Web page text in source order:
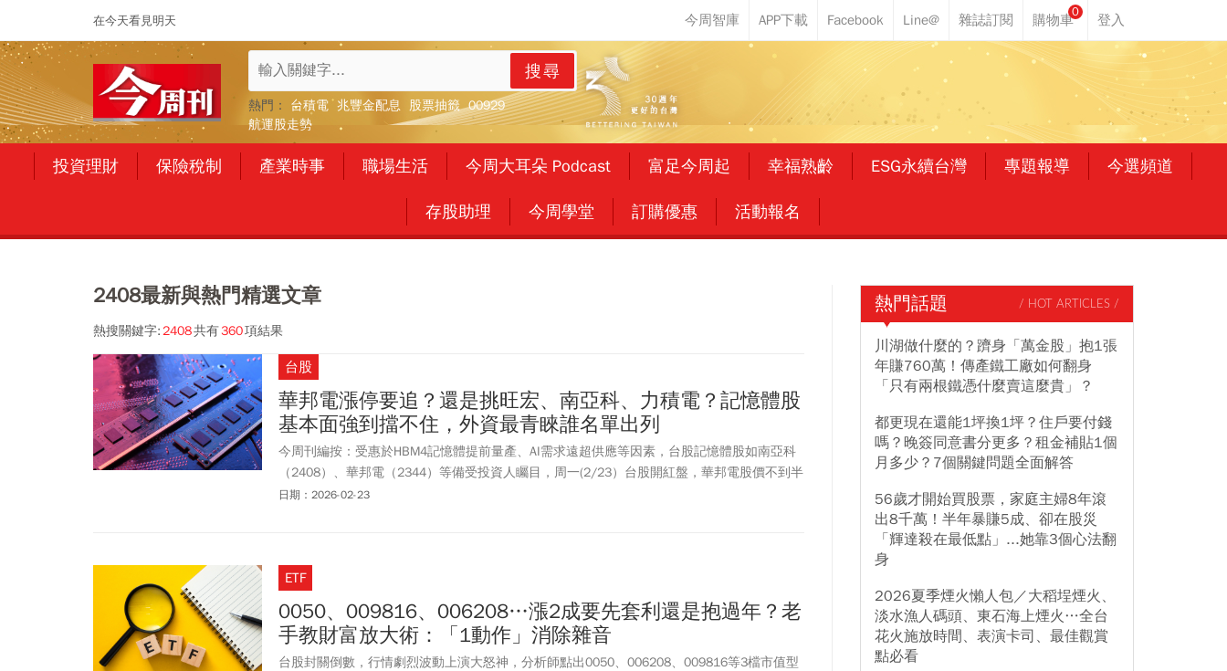
在今天看見明天
0
搜尋
熱門： 台積電 兆豐金配息 股票抽籤 00929
航運股走勢
投資理財 保險稅制 產業時事 職場生活 今周大耳朵 Podcast 富足今周起 幸福熟齡 ESG永續台灣 專題報導 今選頻道
存股助理 今周學堂 訂購優惠 活動報名
2408最新與熱門精選文章
熱搜關鍵字:2408共有360項結果
台股
華邦電漲停要追？還是挑旺宏、南亞科、力積電？記憶體股
基本面強到擋不住，外資最青睞誰名單出列
今周刊編按：受惠於HBM4記憶體提前量產、AI需求遠超供應等因素，台股記憶體股如南亞科
（2408）、華邦電（2344）等備受投資人矚目，周一(2/23）台股開紅盤，華邦電股價不到半
小時亮燈漲停，來到116元，至於南亞科也表現亮眼，漲幅逾7%，最高來到298.5元。另外，
日期：2026-02-23
ETF
0050、009816、006208…漲2成要先套利還是抱過年？老
手教財富放大術：「1動作」消除雜音
台股封關倒數，行情劇烈波動上演大怒神，分析師點出0050、006208、009816等3檔市值型
熱門話題 / HOT ARTICLES /
川湖做什麼的？躋身「萬金股」抱1張
年賺760萬！傳產鐵工廠如何翻身
「只有兩根鐵憑什麼賣這麼貴」？
都更現在還能1坪換1坪？住戶要付錢
嗎？晚簽同意書分更多？租金補貼1個
月多少？7個關鍵問題全面解答
56歲才開始買股票，家庭主婦8年滾
出8千萬！半年暴賺5成、卻在股災
「輝達殺在最低點」...她靠3個心法翻
身
2026夏季煙火懶人包／大稻埕煙火、
淡水漁人碼頭、東石海上煙火…全台
花火施放時間、表演卡司、最佳觀賞
點必看